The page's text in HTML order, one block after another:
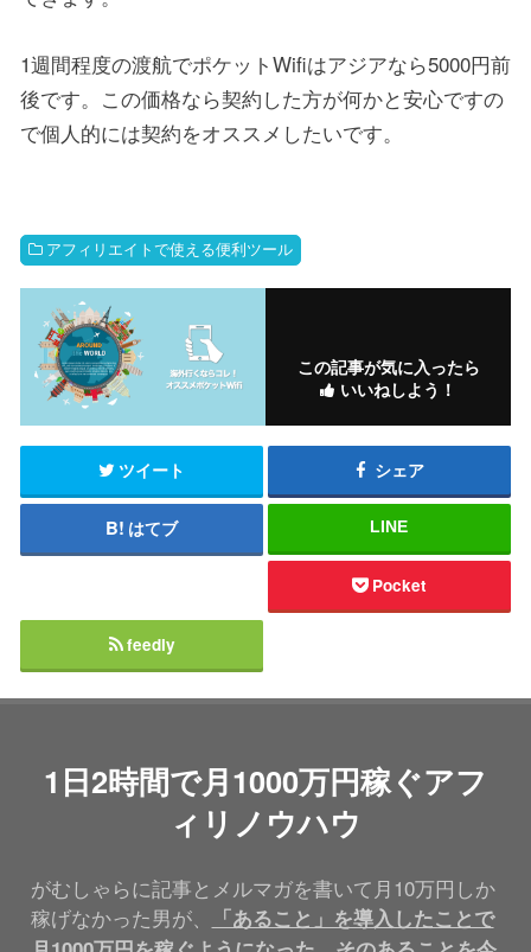
1週間程度の渡航でポケットWifiはアジアなら5000円前
後です。この価格なら契約した方が何かと安心ですの
で個人的には契約をオススメしたいです。
アフィリエイトで使える便利ツール
この記事が気に入ったら
いいねしよう！
ツイート シェア
はてブ LINE
Pocket
feedly
1日2時間で月1000万円稼ぐアフ
ィリノウハウ
がむしゃらに記事とメルマガを書いて月10万円しか
稼げなかった男が、
「あること」を導入したことで